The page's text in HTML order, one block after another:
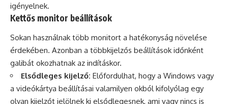
igényelnek.
Kettős monitor beállítások
Sokan használnak több monitort a hatékonyság növelése
érdekében. Azonban a többkijelzős beállítások időnként
galibát okozhatnak az indításkor.
Elsődleges kijelző: Előfordulhat, hogy a Windows vagy
a videókártya beállításai valamilyen okból kifolyólag egy
olyan kijelzőt jelölnek ki elsődlegesnek, ami vagy nincs is